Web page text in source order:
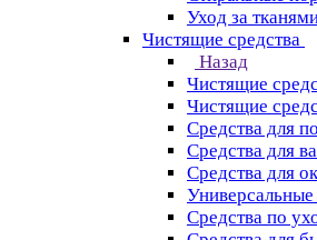
Уход за
Чистящие средства
Назад
Чистящие
Чистящие
Средства для
Средства для
Средства для
Средства по